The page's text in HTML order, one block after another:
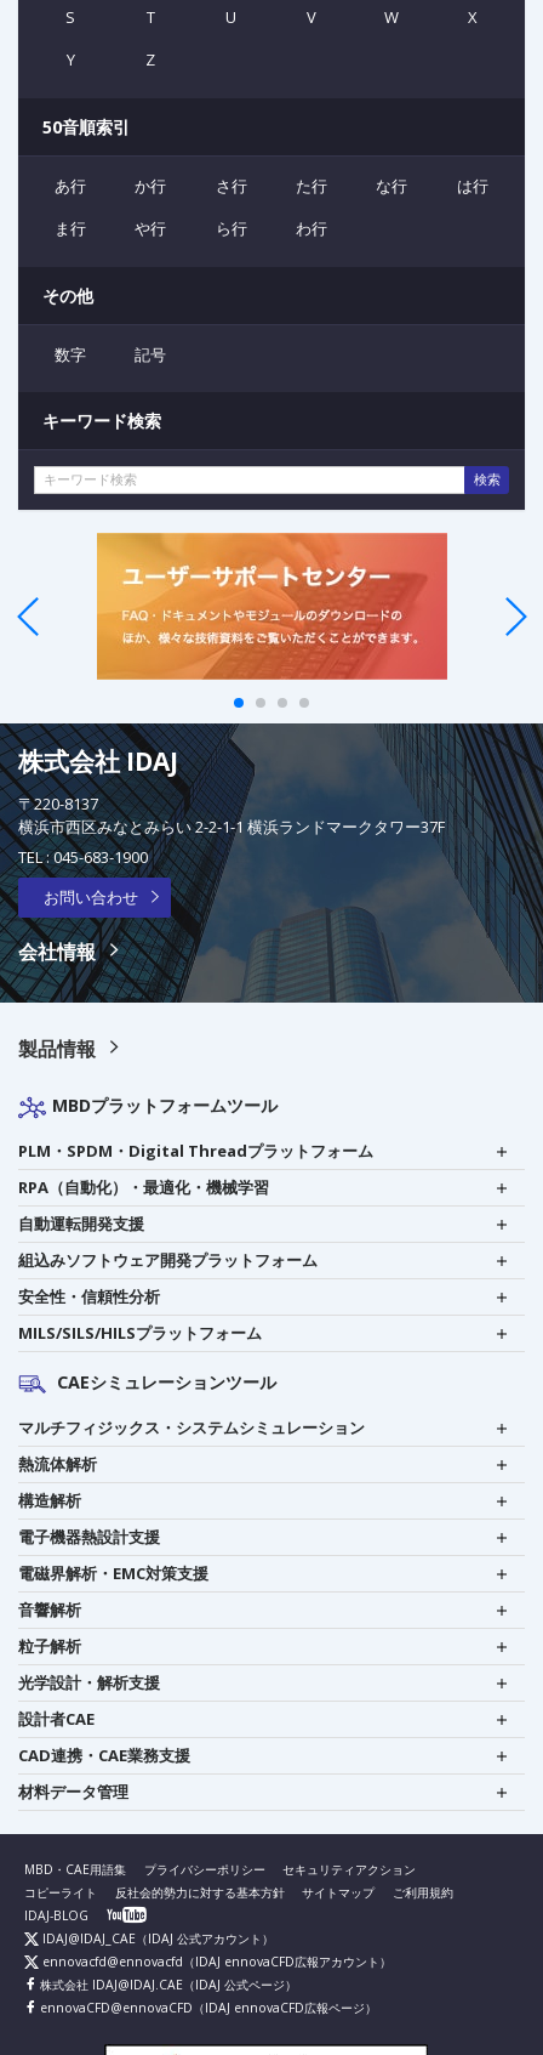
S
T U V W
X
Y
Z
50音順索引
あ行 か行 さ行 た行 な行
は行
ま行
や行 ら行 わ行
その他
数字 記号
キーワード検索
検索
株式会社 IDAJ
〒220-8137
横浜市西区みなとみらい 2-2-1-1 横浜ランドマークタワー37F
TEL :045-683-1900
お問い合わせ
会社情報
製品情報
MBDプラットフォームツール
PLM・SPDM・Digital Threadプラットフォーム
RPA（自動化）・最適化・機械学習
自動運転開発支援
組込みソフトウェア開発プラットフォーム
安全性・信頼性分析
MILS/SILS/HILSプラットフォーム
CAEシミュレーションツール
マルチフィジックス・システムシミュレーション
熱流体解析
構造解析
電子機器熱設計支援
電磁界解析・EMC対策支援
音響解析
粒子解析
光学設計・解析支援
設計者CAE
CAD連携・CAE業務支援
材料データ管理
MBD・CAE用語集 プライバシーポリシー
セキュリティアクション
コピーライト
反社会的勢力に対する基本方針 サイトマップ
ご利用規約
IDAJ-BLOG
IDAJ@IDAJ_CAE （IDAJ 公式アカウント）
ennovacfd@ennovacfd （IDAJ ennovaCFD広報アカウント）
株式会社 IDAJ@IDAJ.CAE （IDAJ 公式ページ）
ennovaCFD@ennovaCFD （IDAJ ennovaCFD広報ページ）